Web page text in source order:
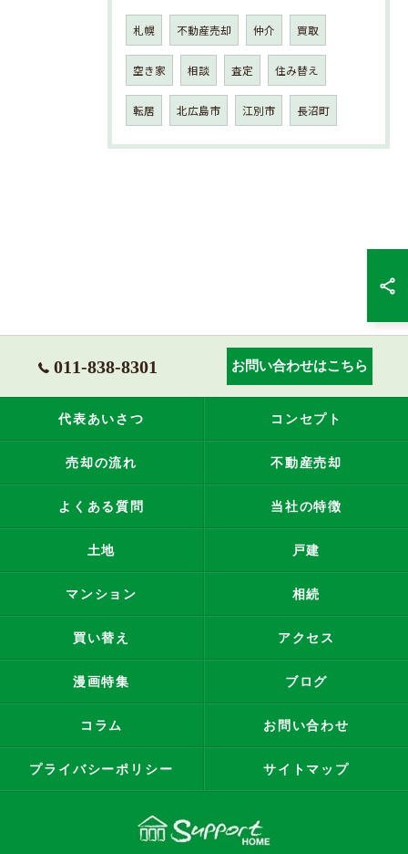
札幌 不動産売却 仲介 買取
空き家 相談 査定 住み替え
転居 北広島市 江別市 長沼町
011-838-8301 お問い合わせはこちら
代表あいさつ コンセプト
売却の流れ 不動産売却
よくある質問 当社の特徴
土地 戸建
マンション 相続
買い替え アクセス
漫画特集 ブログ
コラム お問い合わせ
プライバシーポリシー サイトマップ